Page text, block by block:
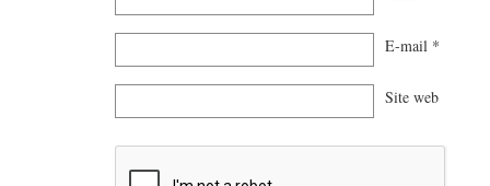
E-mail *
Site web